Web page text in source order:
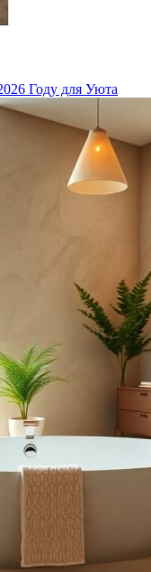
Году для Уюта